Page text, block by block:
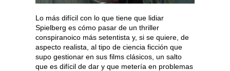
Lo más difícil con lo que tiene que lidiar
Spielberg es cómo pasar de un thriller
conspiranoico más setentista y, si se quiere, de
aspecto realista, al tipo de ciencia ficción que
supo gestionar en sus films clásicos, un salto
que es difícil de dar y que metería en problemas